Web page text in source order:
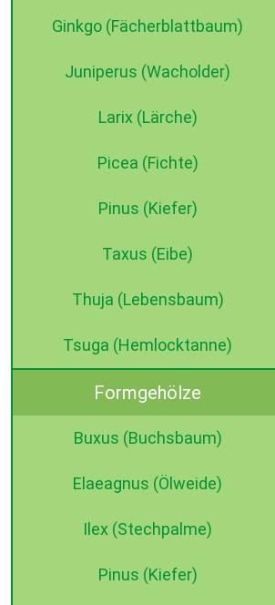
Ginkgo (Fächerblattbaum)
Juniperus (Wacholder)
Larix (Lärche)
Picea (Fichte)
Pinus (Kiefer)
Taxus (Eibe)
Thuja (Lebensbaum)
Tsuga (Hemlocktanne)
Formgehölze
Buxus (Buchsbaum)
Elaeagnus (Ölweide)
Ilex (Stechpalme)
Pinus (Kiefer)